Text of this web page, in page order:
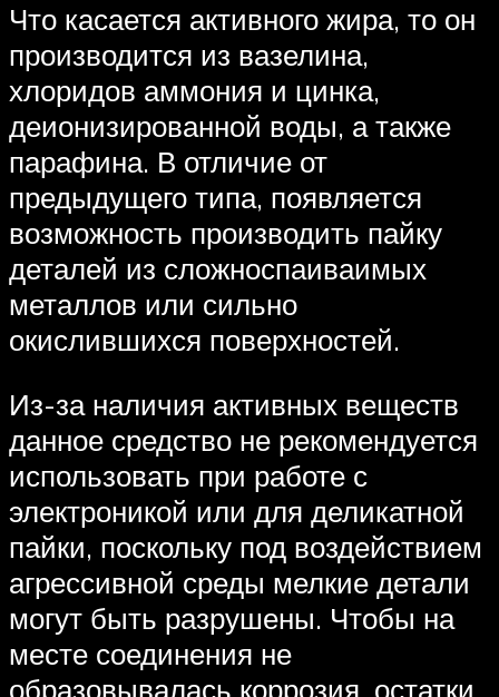
Что касается активного жира, то он
производится из вазелина,
хлоридов аммония и цинка,
деионизированной воды, а также
парафина. В отличие от
предыдущего типа, появляется
возможность производить пайку
деталей из сложноспаиваимых
металлов или сильно
окислившихся поверхностей.
Из-за наличия активных веществ
данное средство не рекомендуется
использовать при работе с
электроникой или для деликатной
пайки, поскольку под воздействием
агрессивной среды мелкие детали
могут быть разрушены. Чтобы на
месте соединения не
образовывалась коррозия, остатки